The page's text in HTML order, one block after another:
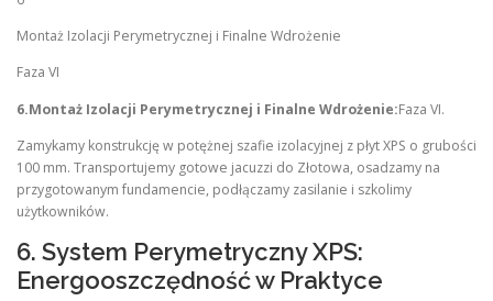
Montaż Izolacji Perymetrycznej i Finalne Wdrożenie
Faza VI
6.Montaż Izolacji Perymetrycznej i Finalne Wdrożenie:Faza VI.
Zamykamy konstrukcję w potężnej szafie izolacyjnej z płyt XPS o grubości
100 mm. Transportujemy gotowe jacuzzi do Złotowa, osadzamy na
przygotowanym fundamencie, podłączamy zasilanie i szkolimy
użytkowników.
6. System Perymetryczny XPS:
Energooszczędność w Praktyce